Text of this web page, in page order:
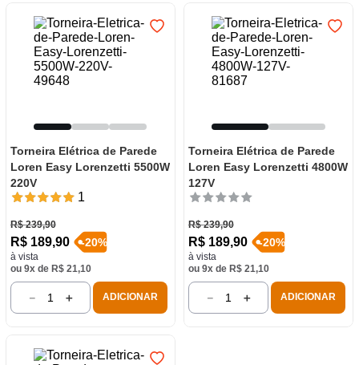
Torneira Elétrica de Parede
Loren Easy Lorenzetti 5500W
220V
1
R$ 239,90
R$ 189,90
à vista
-20%
ou 9x de R$ 21,10
＋
－ ADICIONAR
Torneira Elétrica de Parede
Loren Easy Lorenzetti 4800W
127V
R$ 239,90
R$ 189,90
à vista
-20%
ou 9x de R$ 21,10
＋
－ ADICIONAR